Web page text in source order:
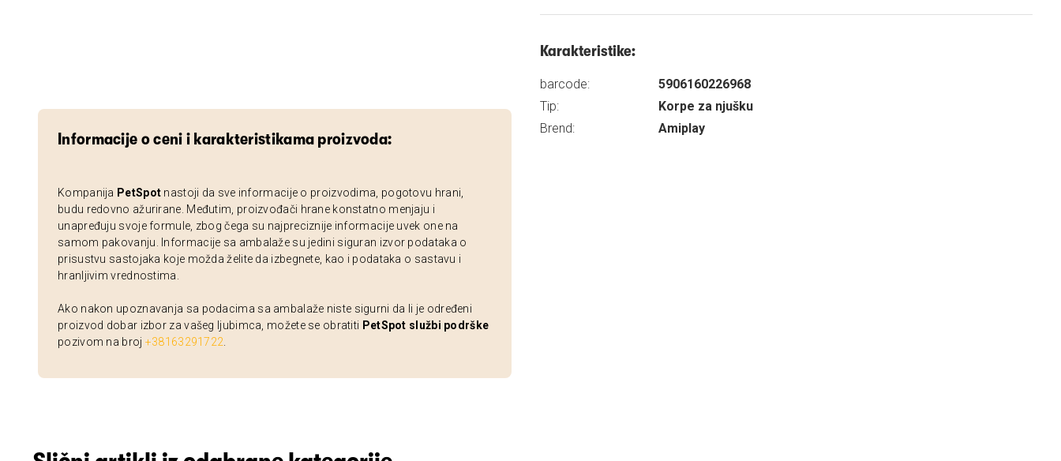
Informacije o ceni i karakteristikama proizvoda:
Kompanija PetSpot nastoji da sve informacije o proizvodima, pogotovu hrani,
budu redovno ažurirane. Međutim, proizvođači hrane konstatno menjaju i
unapređuju svoje formule, zbog čega su najpreciznije informacije uvek one na
samom pakovanju. Informacije sa ambalaže su jedini siguran izvor podataka o
prisustvu sastojaka koje možda želite da izbegnete, kao i podataka o sastavu i
hranljivim vrednostima.
Ako nakon upoznavanja sa podacima sa ambalaže niste sigurni da li je određeni
proizvod dobar izbor za vašeg ljubimca, možete se obratiti PetSpot službi podrške
pozivom na broj +38163291722
Karakteristike:
barcode:
5906160226968
Tip:
Korpe za njušku
Brend:
Amiplay